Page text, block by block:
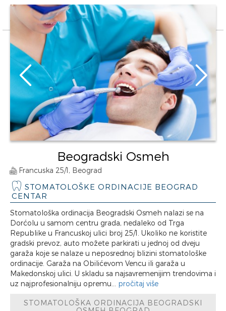
Beogradski Osmeh
Francuska 25/1, Beograd
STOMATOLOŠKE ORDINACIJE BEOGRAD
CENTAR
Stomatološka ordinacija Beogradski Osmeh nalazi se na
Dorćolu u samom centru grada, nedaleko od Trga
Republike u Francuskoj ulici broj 25/1. Ukoliko ne koristite
gradski prevoz, auto možete parkirati u jednoj od dveju
garaža koje se nalaze u neposrednoj blizini stomatološke
ordinacije. Garaža na Obilićevom Vencu ili garaža u
Makedonskoj ulici. U skladu sa najsavremenijim trendovima i
uz najprofesionalniju opremu... pročitaj više
STOMATOLOŠKA ORDINACIJA BEOGRADSKI